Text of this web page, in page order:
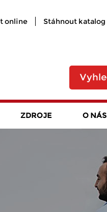
online Stáhnout katalog
ZDROJE O NÁS